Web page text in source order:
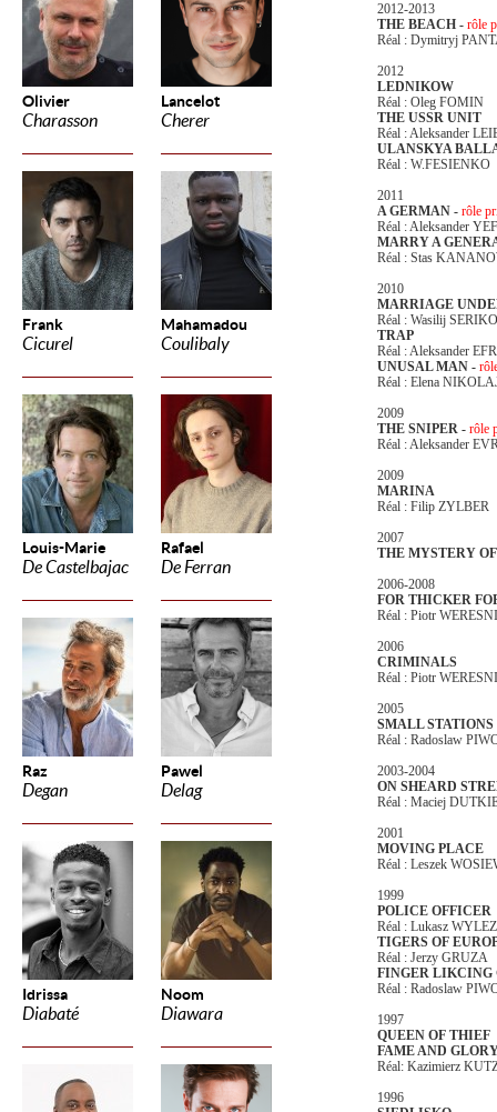
Olivier
Charasson
Lancelot
Cherer
Frank
Cicurel
Mahamadou
Coulibaly
Louis-Marie
De Castelbajac
Rafael
De Ferran
Raz
Degan
Pawel
Delag
Idrissa
Diabaté
Noom
Diawara
2012-2013
THE BEACH - rôle
Réal : Dymitryj
2012
LEDNIKOW
Réal : Oleg FOMIN
THE USSR UNIT
Réal : Aleksander
ULANSKYA
Réal : W.FESIENKO
2011
A GERMAN - rôle
Réal : Aleksander
MARRY A
Réal : Stas
2010
MARRIAGE
Réal : Wasilij
TRAP
Réal : Aleksander
UNUSAL MAN -
Réal : Elena
2009
THE SNIPER - rôle
Réal : Aleksander
2009
MARINA
Réal : Filip ZYLBER
2007
THE MYSTERY
2006-2008
FOR THICKER
Réal : Piotr
2006
CRIMINALS
Réal : Piotr
2005
SMALL STATIONS
Réal : Radoslaw
2003-2004
ON SHEARD
Réal : Maciej
2001
MOVING PLACE
Réal : Leszek
1999
POLICE OFFICER
Réal : Lukasz
TIGERS OF
Réal : Jerzy GRUZA
FINGER LIKCING
Réal : Radoslaw
1997
QUEEN OF THIEF
FAME AND
Réal: Kazimierz
1996